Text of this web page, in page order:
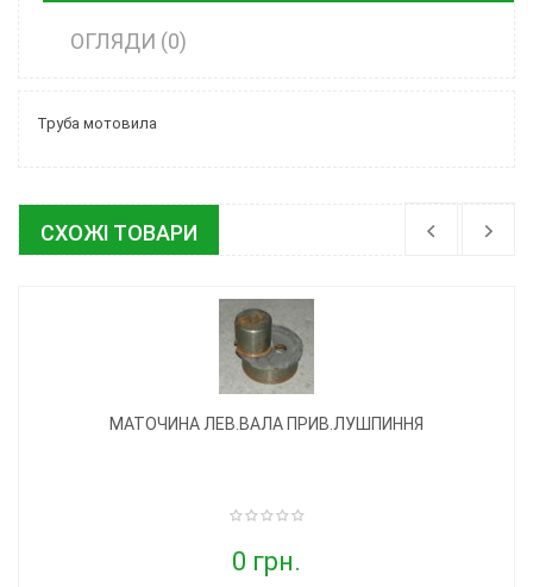
ОГЛЯДИ (0)
Труба мотовила
СХОЖІ ТОВАРИ
МАТОЧИНА ЛЕВ.ВАЛА ПРИВ.ЛУШПИННЯ
0 грн.